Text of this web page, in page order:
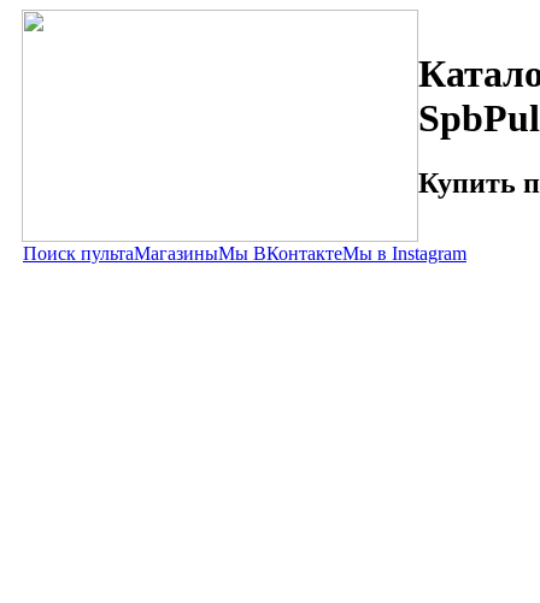
Купить
Поиск пультаМагазиныМы ВКонтактеМы в Instagram